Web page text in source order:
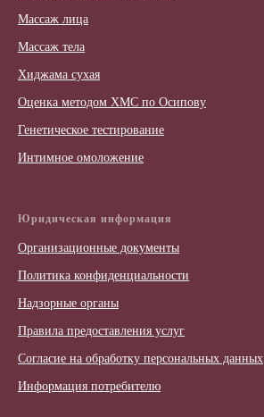
Массаж лица
Массаж тела
Хиджама сухая
Оценка методом ХМС по Осипову
Генетическое тестирование
Интимное омоложение
Юридическая информация
Организационные документы
Политика конфиденциальности
Надзорные органы
Правила предоставления услуг
Согласие на обработку персональных данных
Информация потребителю